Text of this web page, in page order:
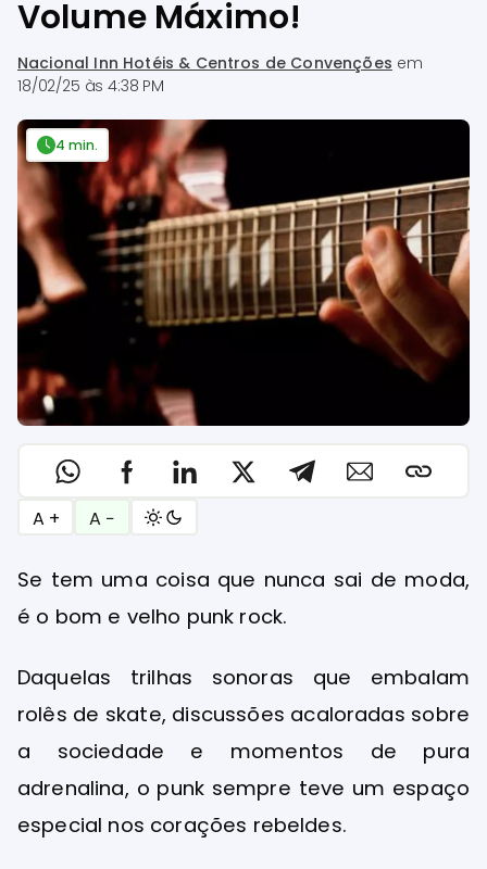
Volume Máximo!
Nacional Inn Hotéis & Centros de Convenções em
18/02/25 às 4:38 PM
4 min.
A + A −
Se tem uma coisa que nunca sai de moda,
é o bom e velho punk rock.
Daquelas trilhas sonoras que embalam
rolês de skate, discussões acaloradas sobre
a sociedade e momentos de pura
adrenalina, o punk sempre teve um espaço
especial nos corações rebeldes.